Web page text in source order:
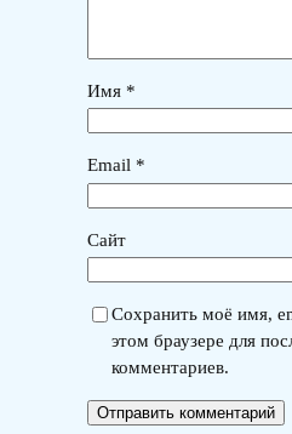
Имя *
Email *
Сайт
Сохранить моё имя,
этом браузере для
комментариев.